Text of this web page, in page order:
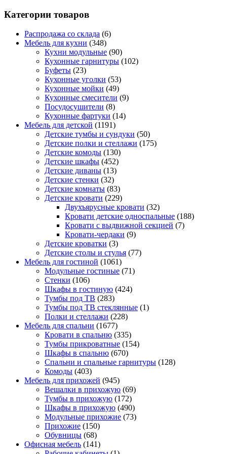
Категории товаров
Распродажа со склада (6)
Мебель для кухни (348)
Кухни модульные (90)
Кухонные гарнитуры (102)
Буфеты (23)
Кухонные уголки (53)
Кухонные мойки (49)
Кухонные смесители (9)
Посудосушители (8)
Кухонные фартуки (14)
Мебель для детской (1191)
Детские тумбы и сундуки (50)
Детские полки и стеллажи (175)
Детские комоды (130)
Детские шкафы (452)
Детские диваны (13)
Детские стенки (32)
Детские комнаты (83)
Детские кровати (229)
Двухъярусные кровати (32)
Кровати детские односпальные (188)
Кровати с выдвижной секцией (7)
Кровати-чердаки (9)
Детские кроватки (3)
Детские столы и стулья (77)
Мебель для гостиной (1061)
Модульные гостиные (71)
Стенки (106)
Шкафы в гостиную (424)
Тумбы под ТВ (283)
Тумбы под ТВ стеклянные (1)
Полки и стеллажи (228)
Мебель для спальни (1677)
Кровати в спальню (335)
Тумбы прикроватные (154)
Шкафы в спальню (670)
Спальни и спальные гарнитуры (128)
Комоды (403)
Мебель для прихожей (945)
Вешалки в прихожую (69)
Тумбы в прихожую (172)
Шкафы в прихожую (490)
Модульные прихожие (73)
Прихожие (150)
Обувницы (68)
Офисная мебель (141)